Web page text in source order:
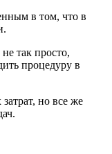
в том, что в
так просто,
процедуру в
но все же